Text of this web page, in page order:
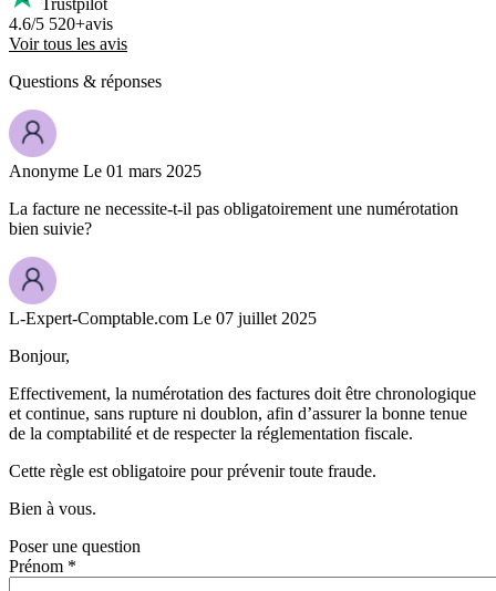
4.6/5 520+avis
Voir tous les avis
Questions & réponses
Anonyme Le 01 mars 2025
La facture ne necessite-t-il pas obligatoirement une numérotation
bien suivie?
L-Expert-Comptable.com Le 07 juillet 2025
Bonjour,
Effectivement, la numérotation des factures doit être chronologique
et continue, sans rupture ni doublon, afin d’assurer la bonne tenue
de la comptabilité et de respecter la réglementation fiscale.
Cette règle est obligatoire pour prévenir toute fraude.
Bien à vous.
Poser une question
Prénom *